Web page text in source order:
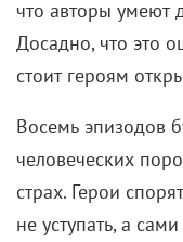
что авторы умеют
Досадно, что это
стоит героям
Восемь эпизодов
человеческих
страх. Герои
не уступать, а